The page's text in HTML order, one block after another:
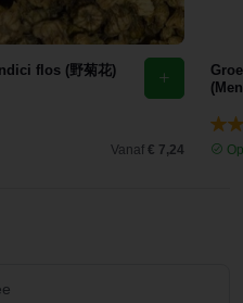
flos (野菊花)
Vanaf € 7,24